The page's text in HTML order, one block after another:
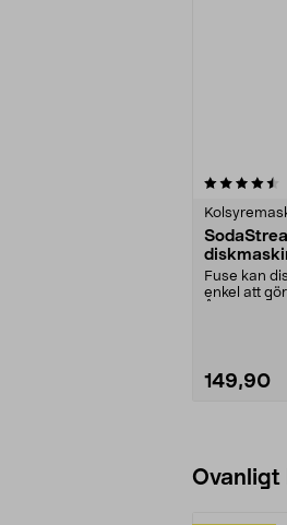
Fuse kan
enkel att
149,90
Ovanligt